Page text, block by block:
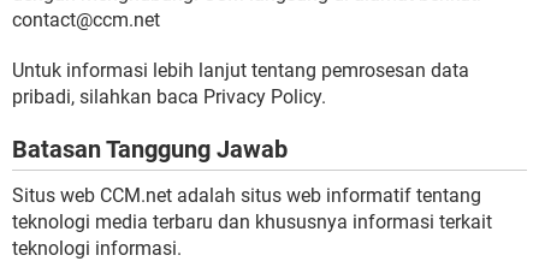
contact@ccm.net
Untuk informasi lebih lanjut tentang pemrosesan data
pribadi, silahkan baca Privacy Policy.
Batasan Tanggung Jawab
Situs web CCM.net adalah situs web informatif tentang
teknologi media terbaru dan khususnya informasi terkait
teknologi informasi.